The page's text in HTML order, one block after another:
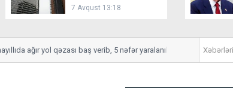
7 Avqust 13:18
ağır yol qəzası baş verib, 5 nəfər yaralanıb